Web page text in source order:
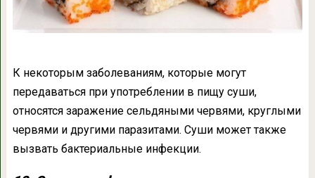
К некоторым заболеваниям, которые могут
передаваться при употреблении в пищу суши,
относятся заражение сельдяными червями, круглыми
червями и другими паразитами. Суши может также
вызвать бактериальные инфекции.